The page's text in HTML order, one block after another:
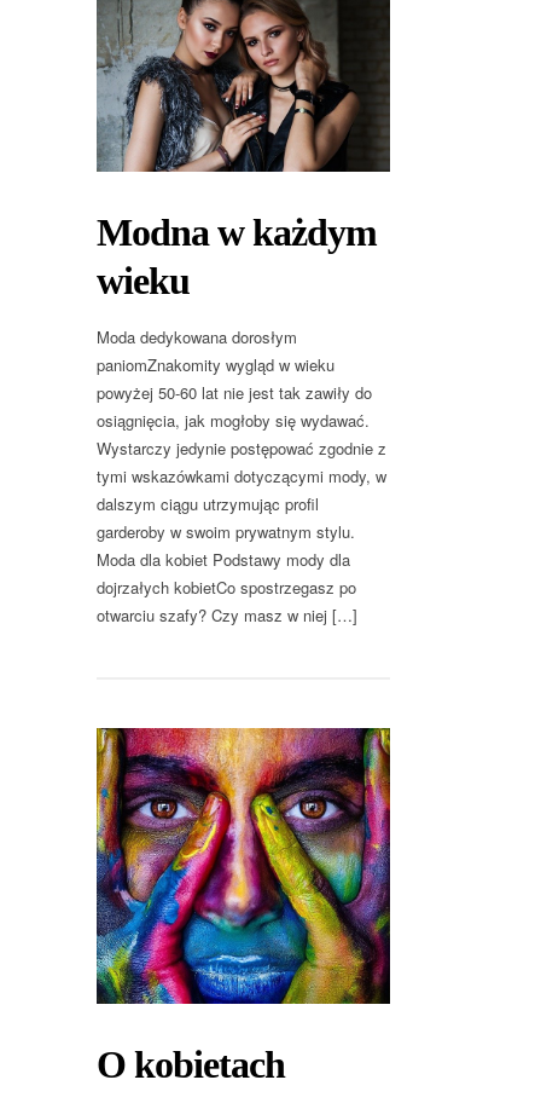
Modna w każdym
wieku
Moda dedykowana dorosłym
paniomZnakomity wygląd w wieku
powyżej 50-60 lat nie jest tak zawiły do
osiągnięcia, jak mogłoby się wydawać.
Wystarczy jedynie postępować zgodnie z
tymi wskazówkami dotyczącymi mody, w
dalszym ciągu utrzymując profil
garderoby w swoim prywatnym stylu.
Moda dla kobiet Podstawy mody dla
dojrzałych kobietCo spostrzegasz po
otwarciu szafy? Czy masz w niej […]
O kobietach